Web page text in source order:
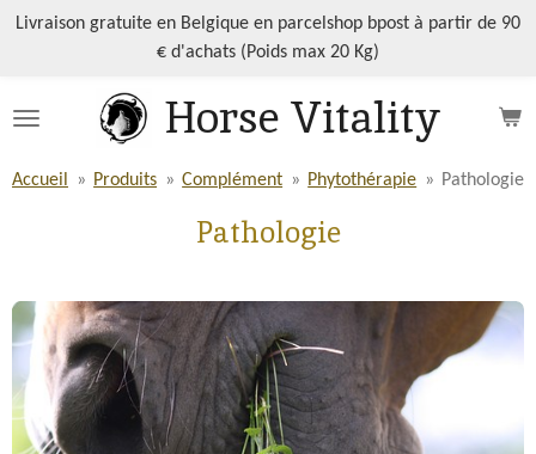
Passer
principal
Horse Vitality
Livraison gratuite en Belgique en parcelshop bpost à partir de 90
€ d'achats (Poids max 20 Kg)
Accueil » Produits » Complément » Phytothérapie » Pathologie
Pathologie